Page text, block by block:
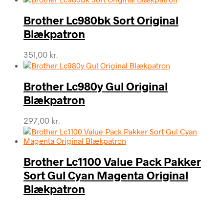
Brother Lc980bk Sort Original
Blækpatron
351,00 kr.
Brother Lc980y Gul Original
Blækpatron
297,00 kr.
Brother Lc1100 Value Pack Pakker
Sort Gul Cyan Magenta Original
Blækpatron